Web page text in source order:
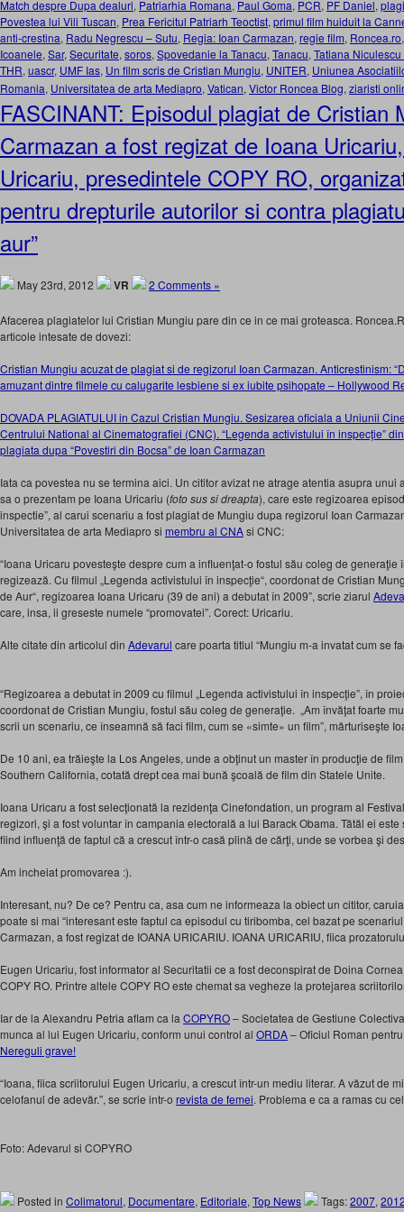
Match despre Dupa dealuri, Patriarhia Romana, Paul Goma, PCR, PF Daniel,
Povestea lui Vili Tuscan, Prea Fericitul Patriarh Teoctist, primul film huiduit la
anti-crestina, Radu Negrescu – Sutu, Regia: Ioan Carmazan, regie film, Roncea.ro
Icoanele, Sar, Securitate, soros, Spovedanie la Tanacu, Tanacu, Tatiana Niculescu
THR, uascr, UMF Ias, Un film scris de Cristian Mungiu, UNITER, Uniunea
Romania, Universitatea de arta Mediapro, Vatican, Victor Roncea Blog, ziaristi
FASCINANT: Episodul plagiat de Cristian
Carmazan a fost regizat de Ioana
Uricariu, presedintele COPY RO,
pentru drepturile autorilor si contra
aur”
May 23rd, 2012 VR 2 Comments »
Afacerea plagiatelor lui Cristian Mungiu pare din ce in ce mai groteasca.
articole intesate de dovezi:
Cristian Mungiu acuzat de plagiat si de regizorul Ioan Carmazan. Anticrestinism:
amuzant dintre filmele cu calugarite lesbiene si ex iubite psihopate – Hollywood
DOVADA PLAGIATULUI in Cazul Cristian Mungiu. Sesizarea oficiala a Uniunii
Centrului National al Cinematografiei (CNC). “Legenda activistului în inspecţie”
plagiata dupa “Povestiri din Bocsa” de Ioan Carmazan
Iata ca povestea nu se termina aici. Un cititor avizat ne atrage atentia asupra unui
sa o prezentam pe Ioana Uricariu (foto sus si dreapta), care este regizoarea
inspectie”, al carui scenariu a fost plagiat de Mungiu dupa regizorul Ioan
Universitatea de arta Mediapro si membru al CNAsi CNC:
“Ioana Uricaru povesteşte despre cum a influenţat-o fostul său coleg de generaţie
regizează. Cu filmul „Legenda activistului în inspecţie“, coordonat de Cristian
de Aur“, regizoarea Ioana Uricaru (39 de ani) a debutat în 2009”, scrie ziarul
care, insa, ii greseste numele “promovatei”. Corect: Uricariu.
Alte citate din articolul din Adevarul care poarta titlul “Mungiu m-a invatat cum se
“Regizoarea a debutat în 2009 cu filmul „Legenda activistului în inspecţie”, în
coordonat de Cristian Mungiu, fostul său coleg de generaţie. „Am învăţat foarte
scrii un scenariu, ce înseamnă să faci film, cum se «simte» un film”, mărturiseşte
De 10 ani, ea trăieşte la Los Angeles, unde a obţinut un master în producţie de
Southern California, cotată drept cea mai bună şcoală de film din Statele Unite.
Ioana Uricaru a fost selecţionată la rezidenţa Cinefondation, un program al
regizori, şi a fost voluntar în campania electorală a lui Barack Obama. Tătăl ei
fiind influenţă de faptul că a crescut într-o casă plină de cărţi, unde se vorbea şi
Am incheiat promovarea :).
Interesant, nu? De ce? Pentru ca, asa cum ne informeaza la obiect un cititor,
poate si mai “interesant este faptul ca episodul cu tiribomba, cel bazat pe
Carmazan, a fost regizat de IOANA URICARIU. IOANA URICARIU, fiica
Eugen Uricariu, fost informator al Securitatii ce a fost deconspirat de Doina
COPY RO. Printre altele COPY RO este chemat sa vegheze la protejarea
Iar de la Alexandru Petria aflam ca la COPYRO– Societatea de Gestiune
munca al lui Eugen Uricariu, conform unui control al ORDA– Oficiul Roman
Nereguli grave!
“Ioana, fiica scriitorului Eugen Uricariu, a crescut într-un mediu literar. A văzut de
celofanul de adevăr.”, se scrie intr-o revista de femei. Problema e ca a ramas cu
Foto: Adevarul si COPYRO
Posted in Colimatorul, Documentare, Editoriale, Top News Tags:2007,